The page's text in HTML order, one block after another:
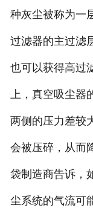
种灰尘被称为一
过滤器的主过滤
也可以获得高过
上，真空吸尘器
两侧的压力差较
会被压碎，从而
袋制造商告诉，
尘系统的气流可